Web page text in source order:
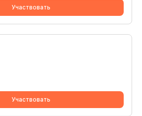
Участвовать
Участвовать